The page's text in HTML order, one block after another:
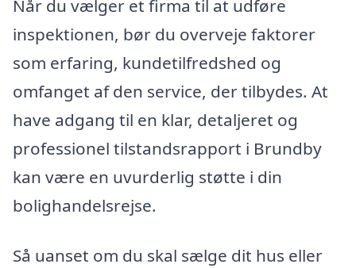
Når du vælger et firma til at udføre
inspektionen, bør du overveje faktorer
som erfaring, kundetilfredshed og
omfanget af den service, der tilbydes. At
have adgang til en klar, detaljeret og
professionel tilstandsrapport i Brundby
kan være en uvurderlig støtte i din
bolighandelsrejse.
Så uanset om du skal sælge dit hus eller